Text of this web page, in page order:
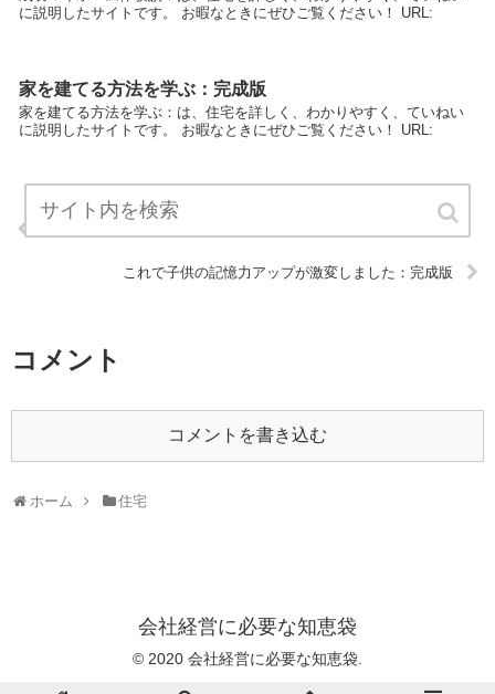
に説明したサイトです。 お暇なときにぜひご覧ください！ URL:
家を建てる方法を学ぶ：完成版
家を建てる方法を学ぶ：は、住宅を詳しく、わかりやすく、ていねい
に説明したサイトです。 お暇なときにぜひご覧ください！ URL:
これで子供の記憶力アップが激変しました：完成版
コメント
コメントを書き込む
ホーム 住宅
会社経営に必要な知恵袋
© 2020 会社経営に必要な知恵袋.